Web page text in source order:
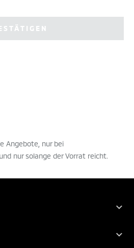
Angebote, nur bei
nur solange der Vorrat reicht.